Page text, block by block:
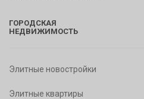
ГОРОДСКАЯ
НЕДВИЖИМОСТЬ
Элитные новостройки
Элитные квартиры